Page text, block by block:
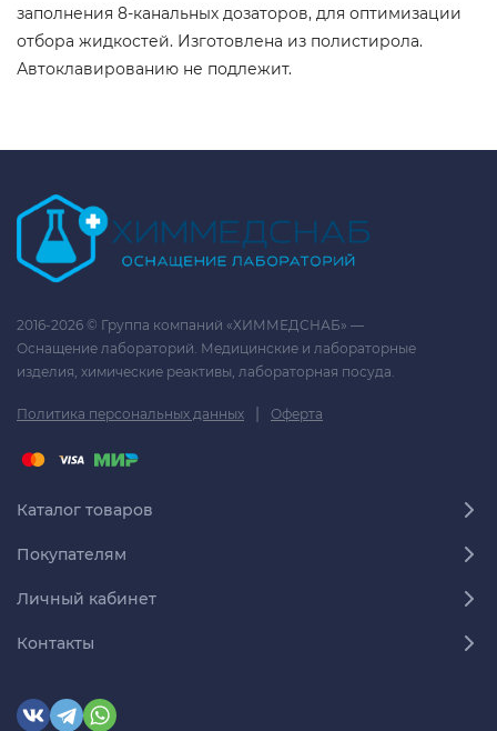
заполнения 8-канальных дозаторов, для оптимизации
отбора жидкостей. Изготовлена из полистирола.
Автоклавированию не подлежит.
2016-2026 © Группа компаний «ХИММЕДСНАБ» —
Оснащение лабораторий. Медицинские и лабораторные
изделия, химические реактивы, лабораторная посуда.
Политика персональных данных | Оферта
Каталог товаров
Покупателям
Личный кабинет
Контакты